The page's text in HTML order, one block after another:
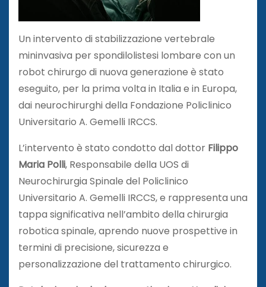
Un intervento di stabilizzazione vertebrale
mininvasiva per spondilolistesi lombare con un
robot chirurgo di nuova generazione è stato
eseguito, per la prima volta in Italia e in Europa,
dai neurochirurghi della Fondazione Policlinico
Universitario A. Gemelli IRCCS.
L’intervento è stato condotto dal dottor Filippo
Maria Polli, Responsabile della UOS di
Neurochirurgia Spinale del Policlinico
Universitario A. Gemelli IRCCS, e rappresenta una
tappa significativa nell’ambito della chirurgia
robotica spinale, aprendo nuove prospettive in
termini di precisione, sicurezza e
personalizzazione del trattamento chirurgico.